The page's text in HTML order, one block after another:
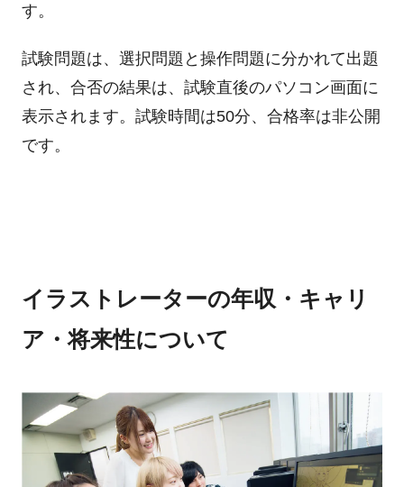
す。
試験問題は、選択問題と操作問題に分かれて出題
され、合否の結果は、試験直後のパソコン画面に
表示されます。試験時間は50分、合格率は非公開
です。
イラストレーターの年収・キャリ
ア・将来性について